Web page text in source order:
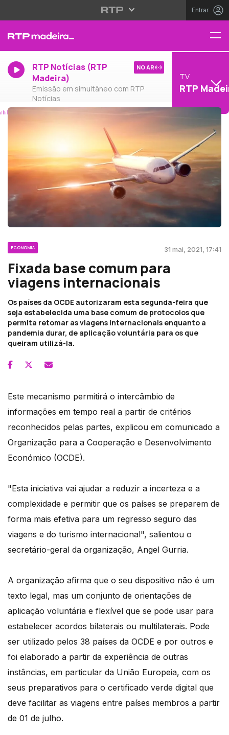
Entrar
RTP Notícias (RTP
Madeira)
Emissão em simultâneo com RTP
Notícias
NO AR
TV
RTP
ECONOMIA 31 mai, 2021, 17:41
Fixada base comum para
viagens internacionais
Os países da OCDE autorizaram esta segunda-feira que
seja estabelecida uma base comum de protocolos que
permita retomar as viagens internacionais enquanto a
pandemia durar, de aplicação voluntária para os que
queiram utilizá-la.
Este mecanismo permitirá o intercâmbio de
informações em tempo real a partir de critérios
reconhecidos pelas partes, explicou em comunicado a
Organização para a Cooperação e Desenvolvimento
Económico (OCDE).
"Esta iniciativa vai ajudar a reduzir a incerteza e a
complexidade e permitir que os países se preparem de
forma mais efetiva para um regresso seguro das
viagens e do turismo internacional", salientou o
secretário-geral da organização, Angel Gurria.
A organização afirma que o seu dispositivo não é um
texto legal, mas um conjunto de orientações de
aplicação voluntária e flexível que se pode usar para
estabelecer acordos bilaterais ou multilaterais. Pode
ser utilizado pelos 38 países da OCDE e por outros e
foi elaborado a partir da experiência de outras
instâncias, em particular da União Europeia, com os
seus preparativos para o certificado verde digital que
deve facilitar as viagens entre países membros a partir
de 01 de julho.